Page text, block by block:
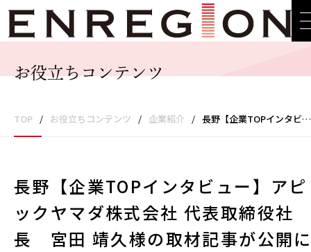
お役立ちコンテンツ
TOP / お役立ちコンテンツ / 企業紹介 / 長野【企業TOPインタビュー】アピックヤマダ株式会社 代表取締役社長 宮田 靖久様の取材記事が公開になりました
長野【企業TOPインタビュー】アピ
ックヤマダ株式会社 代表取締役社
長 宮田 靖久様の取材記事が公開